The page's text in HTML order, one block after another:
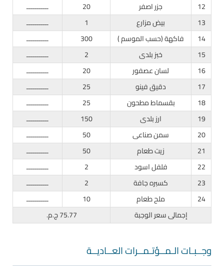
ـــــــــــ
20 جزر اصفر
12
ـــــــــــ
1 بيض مزارع
13
ـــــــــــ
300 فاكهة (حسب الموسم )
14
ـــــــــــ
2 خبز بلدى
15
ـــــــــــ
20 لسان عصفور
16
ـــــــــــ
25 دقيق فينو
17
ـــــــــــ
25 بقسماط مطحون
18
ـــــــــــ
150 ارز بلدى
19
ـــــــــــ
50 سمن صناعى
20
ـــــــــــ
50 زيت طعام
21
ـــــــــــ
2 فلفل اسود
22
ـــــــــــ
2 كسبره جافة
23
ـــــــــــ
10 ملح طعام
24
75.77 ج.م.
إجمالى سعر الوجبة
وجــبـات الـمــؤتـمــرات العــاديــة